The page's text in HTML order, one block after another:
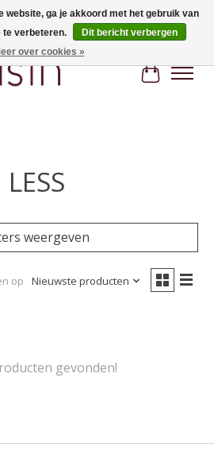
to MAGASIN. Gratis verzending vanaf €100
LESS
weergeven
op Nieuwste producten
gevonden!
website, ga je akkoord met het gebruik van
te verbeteren.
Dit bericht verbergen
over cookies »